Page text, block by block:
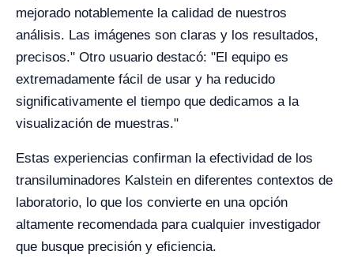
mejorado notablemente la calidad de nuestros
análisis. Las imágenes son claras y los resultados,
precisos." Otro usuario destacó: "El equipo es
extremadamente fácil de usar y ha reducido
significativamente el tiempo que dedicamos a la
visualización de muestras."
Estas experiencias confirman la efectividad de los
transiluminadores Kalstein en diferentes contextos de
laboratorio, lo que los convierte en una opción
altamente recomendada para cualquier investigador
que busque precisión y eficiencia.